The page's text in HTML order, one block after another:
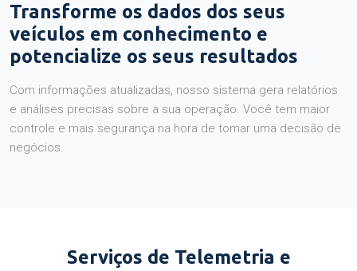
Transforme os dados dos seus
veículos em conhecimento e
potencialize os seus resultados
Com informações atualizadas, nosso sistema gera relatórios
e análises precisas sobre a sua operação. Você tem maior
controle e mais segurança na hora de tomar uma decisão de
negócios.
Serviços de Telemetria e